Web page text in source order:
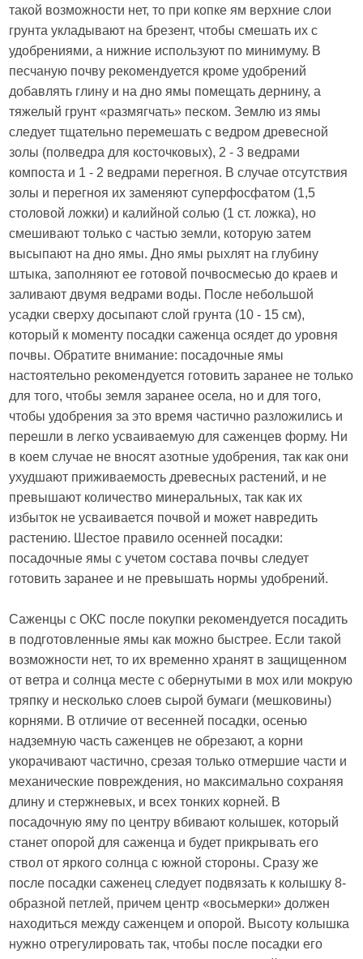
такой возможности нет, то при копке ям верхние слои
грунта укладывают на брезент, чтобы смешать их с
удобрениями, а нижние используют по минимуму. В
песчаную почву рекомендуется кроме удобрений
добавлять глину и на дно ямы помещать дернину, а
тяжелый грунт «размягчать» песком. Землю из ямы
следует тщательно перемешать с ведром древесной
золы (полведра для косточковых), 2 - 3 ведрами
компоста и 1 - 2 ведрами перегноя. В случае отсутствия
золы и перегноя их заменяют суперфосфатом (1,5
столовой ложки) и калийной солью (1 ст. ложка), но
смешивают только с частью земли, которую затем
высыпают на дно ямы. Дно ямы рыхлят на глубину
штыка, заполняют ее готовой почвосмесью до краев и
заливают двумя ведрами воды. После небольшой
усадки сверху досыпают слой грунта (10 - 15 см),
который к моменту посадки саженца осядет до уровня
почвы. Обратите внимание: посадочные ямы
настоятельно рекомендуется готовить заранее не только
для того, чтобы земля заранее осела, но и для того,
чтобы удобрения за это время частично разложились и
перешли в легко усваиваемую для саженцев форму. Ни
в коем случае не вносят азотные удобрения, так как они
ухудшают приживаемость древесных растений, и не
превышают количество минеральных, так как их
избыток не усваивается почвой и может навредить
растению. Шестое правило осенней посадки:
посадочные ямы с учетом состава почвы следует
готовить заранее и не превышать нормы удобрений.
Саженцы с ОКС после покупки рекомендуется посадить
в подготовленные ямы как можно быстрее. Если такой
возможности нет, то их временно хранят в защищенном
от ветра и солнца месте с обернутыми в мох или мокрую
тряпку и несколько слоев сырой бумаги (мешковины)
корнями. В отличие от весенней посадки, осенью
надземную часть саженцев не обрезают, а корни
укорачивают частично, срезая только отмершие части и
механические повреждения, но максимально сохраняя
длину и стержневых, и всех тонких корней. В
посадочную яму по центру вбивают колышек, который
станет опорой для саженца и будет прикрывать его
ствол от яркого солнца с южной стороны. Сразу же
после посадки саженец следует подвязать к колышку 8-
образной петлей, причем центр «восьмерки» должен
находиться между саженцем и опорой. Высоту колышка
нужно отрегулировать так, чтобы после посадки его